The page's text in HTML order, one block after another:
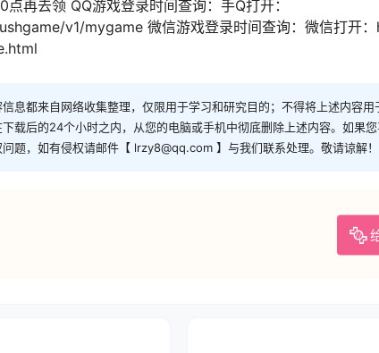
再去领 QQ游戏登录时间查询：手Q打开：
v1/mygame 微信游戏登录时间查询：微信打开
息都来自网络收集整理，仅限用于学习和研究目的；不得将上述内容
载后的24个小时之内，从您的电脑或手机中彻底删除上述内容。如果
题，如有侵权请邮件【 lrzy8@qq.com 】与我们联系处理。敬请谅解！